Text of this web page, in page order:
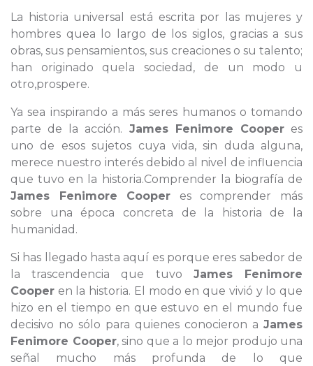
La historia universal está escrita por las mujeres y
hombres quea lo largo de los siglos, gracias a sus
obras, sus pensamientos, sus creaciones o su talento;
han originado quela sociedad, de un modo u
otro,prospere.
Ya sea inspirando a más seres humanos o tomando
parte de la acción. James Fenimore Cooperes
uno de esos sujetos cuya vida, sin duda alguna,
merece nuestro interés debido al nivel de influencia
que tuvo en la historia.Comprender la biografía de
James Fenimore Cooper es comprender más
sobre una época concreta de la historia de la
humanidad.
Si has llegado hasta aquí es porque eres sabedor de
la trascendencia que tuvo James Fenimore
Cooper en la historia. El modo en que vivió y lo que
hizo en el tiempo en que estuvo en el mundo fue
decisivo no sólo para quienes conocieron a James
Fenimore Cooper, sino que a lo mejor produjo una
señal mucho más profunda de lo que